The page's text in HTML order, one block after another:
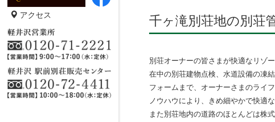
アクセス 千ヶ滝別荘地の別荘
別荘オーナーの皆さまが快適なリゾ
在中の別荘建物点検、水道設備の凍
フォームまで、オーナーさまのライ
ノウハウにより、きめ細やかで快適
また別荘地内の道路のほとんどは株